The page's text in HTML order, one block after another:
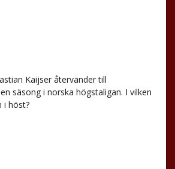
Kaijser återvänder till
säsong i norska högstaligan. I vilken
i höst?